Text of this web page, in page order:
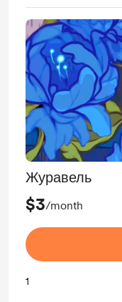
Журавель
$3/month
1